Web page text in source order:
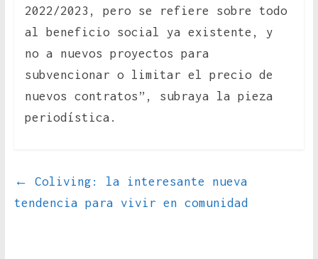
2022/2023, pero se refiere sobre todo
al beneficio social ya existente, y
no a nuevos proyectos para
subvencionar o limitar el precio de
nuevos contratos”, subraya la pieza
periodística.
←
Coliving: la interesante nueva
tendencia para vivir en comunidad